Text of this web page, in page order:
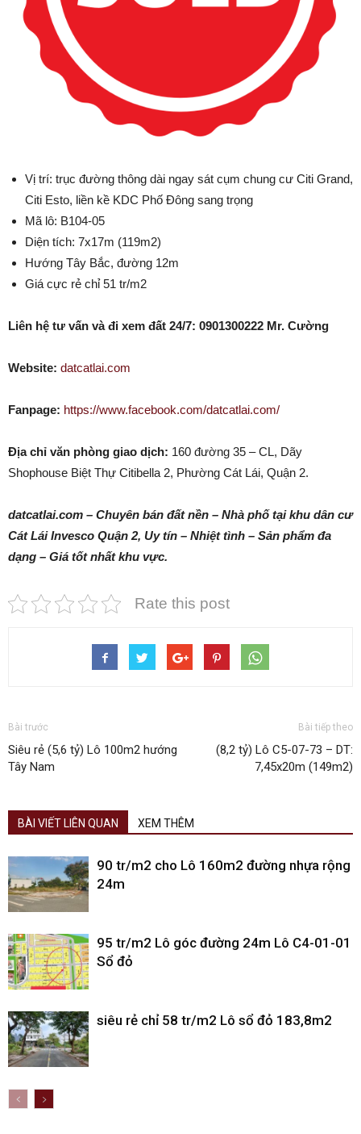
Vị trí: trục đường thông dài ngay sát cụm chung cư Citi Grand,
Citi Esto, liền kề KDC Phố Đông sang trọng
Mã lô: B104-05
Diện tích: 7x17m (119m2)
Hướng Tây Bắc, đường 12m
Giá cực rẻ chỉ 51 tr/m2
Liên hệ tư vấn và đi xem đất 24/7: 0901300222 Mr. Cường
Website: datcatlai.com
Fanpage: https://www.facebook.com/datcatlai.com/
Địa chỉ văn phòng giao dịch: 160 đường 35 – CL, Dãy
Shophouse Biệt Thự Citibella 2, Phường Cát Lái, Quận 2.
datcatlai.com – Chuyên bán đất nền – Nhà phố tại khu dân cư
Cát Lái Invesco Quận 2, Uy tín – Nhiệt tình – Sản phẩm đa
dạng – Giá tốt nhất khu vực.
Rate this post
Bài trước
Siêu rẻ (5,6 tỷ) Lô 100m2 hướng
Tây Nam
Bài tiếp theo
(8,2 tỷ) Lô C5-07-73 – DT:
7,45x20m (149m2)
BÀI VIẾT LIÊN QUAN XEM THÊM
90 tr/m2 cho Lô 160m2 đường nhựa rộng
24m
95 tr/m2 Lô góc đường 24m Lô C4-01-01
Sổ đỏ
siêu rẻ chỉ 58 tr/m2 Lô sổ đỏ 183,8m2